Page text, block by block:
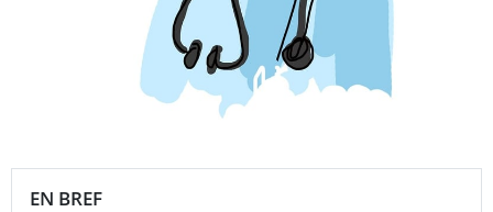
EN BREF